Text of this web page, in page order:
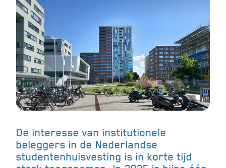
De interesse van institutionele
beleggers in de Nederlandse
studentenhuisvesting is in korte tijd